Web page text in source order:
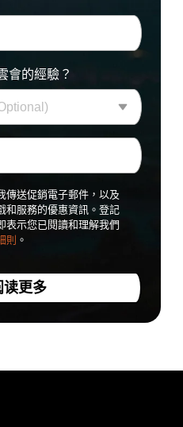
會的經驗？
傳送促銷電子郵件，以及
和服務的優惠資訊。登記
表示您已閱讀和理解我們
則 。
读更多